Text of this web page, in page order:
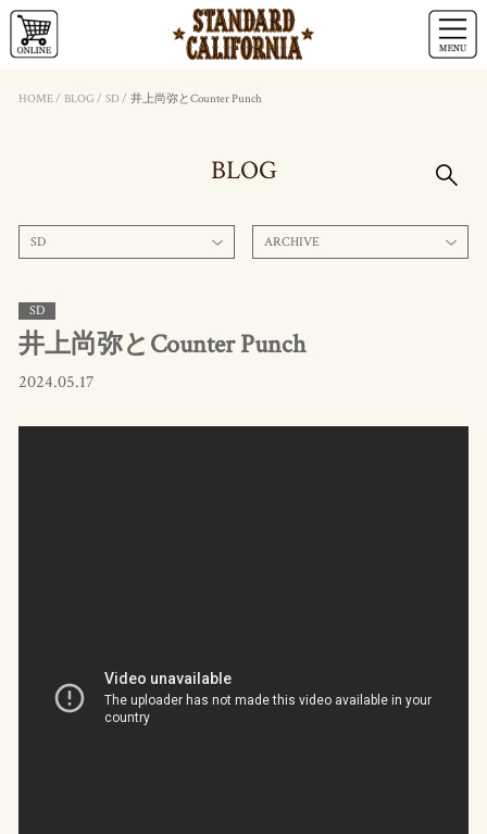
HOME/ BLOG / SD / 井上尚弥とCounter Punch
BLOG
SD ARCHIVE
SD
井上尚弥とCounter Punch
2024.05.17